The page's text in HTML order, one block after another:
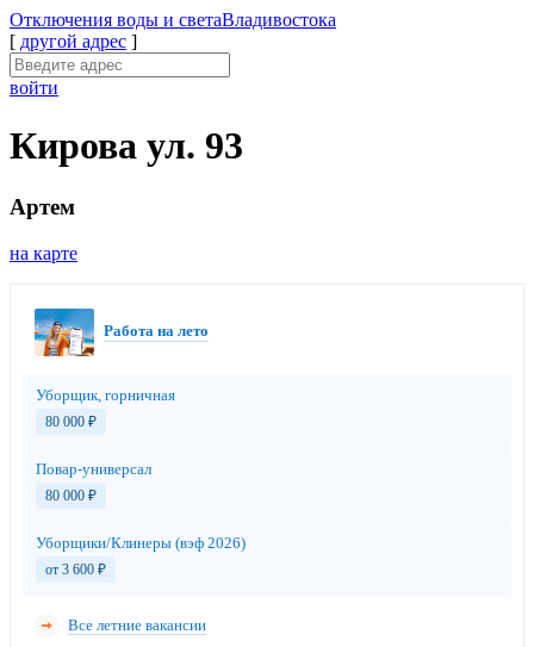
Отключения воды и светаВладивостока
[ другой адрес ]
войти
Кирова ул. 93
Артем
на карте
Работа на лето
Уборщик, горничная
80 000 ₽
Повар-универсал
80 000 ₽
Уборщики/Клинеры (вэф 2026)
от 3 600 ₽
Все летние вакансии